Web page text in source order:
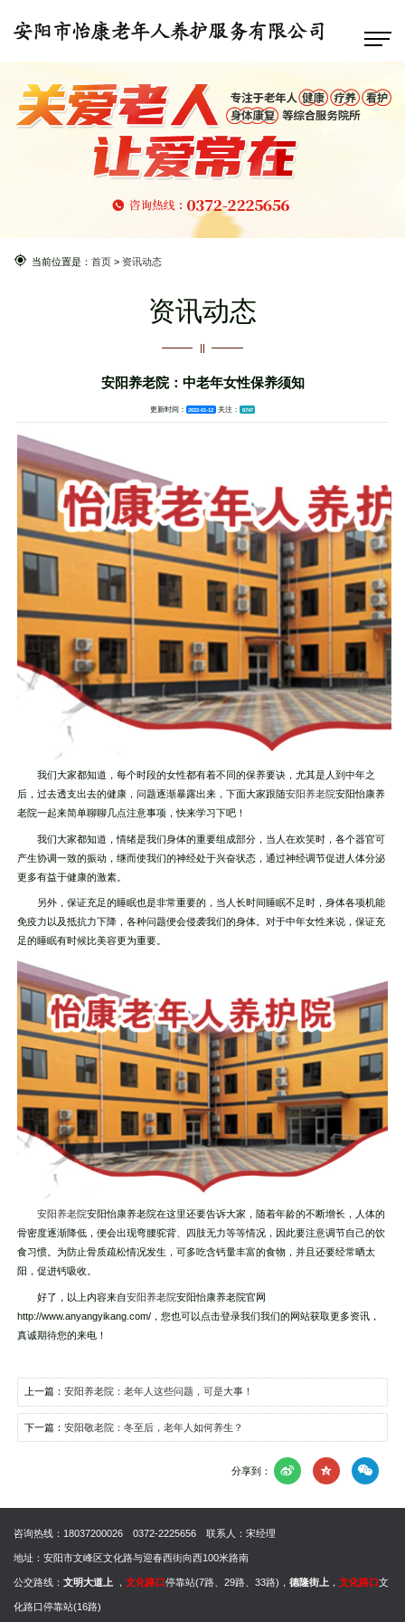
当前位置是： 首页> 资讯动态
资讯动态
安阳养老院：中老年女性保养须知
更新时间： 2022-01-12 关注： 6747
我们大家都知道，每个时段的女性都有着不同的保养要诀，尤其是人到中年之
后，过去透支出去的健康，问题逐渐暴露出来，下面大家跟随安阳养老院安阳怡康养
老院一起来简单聊聊几点注意事项，快来学习下吧！
我们大家都知道，情绪是我们身体的重要组成部分，当人在欢笑时，各个器官可
产生协调一致的振动，继而使我们的神经处于兴奋状态，通过神经调节促进人体分泌
更多有益于健康的激素。
另外，保证充足的睡眠也是非常重要的，当人长时间睡眠不足时，身体各项机能
免疫力以及抵抗力下降，各种问题便会侵袭我们的身体。对于中年女性来说，保证充
足的睡眠有时候比美容更为重要。
安阳养老院安阳怡康养老院在这里还要告诉大家，随着年龄的不断增长，人体的
骨密度逐渐降低，便会出现弯腰驼背、四肢无力等等情况，因此要注意调节自己的饮
食习惯。为防止骨质疏松情况发生，可多吃含钙量丰富的食物，并且还要经常晒太
阳，促进钙吸收。
好了，以上内容来自安阳养老院安阳怡康养老院官网
http://www.anyangyikang.com/，您也可以点击登录我们我们的网站获取更多资讯，
真诚期待您的来电！
上一篇：安阳养老院：老年人这些问题，可是大事！
下一篇：安阳敬老院：冬至后，老年人如何养生？
分享到：
咨询热线： 18037200026 0372-2225656 联系人：宋经理
地址：安阳市文峰区文化路与迎春西街向西100米路南
公交路线： 文明大道上 ， 文化路口停靠站(7路、29路、33路)， 德隆街上 ， 文化路口文
化路口停靠站(16路)